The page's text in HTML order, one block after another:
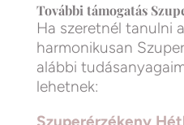
További támogatás
Ha szeretnél tanulni
harmonikusan
alábbi
lehetnek: